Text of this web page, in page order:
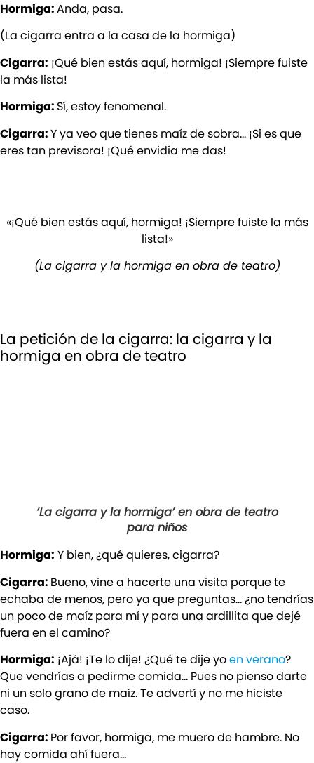
Hormiga:Anda, pasa.
(La cigarra entra a la casa de la hormiga)
Cigarra: ¡Qué bien estás aquí, hormiga! ¡Siempre fuiste
la más lista!
Hormiga: Sí, estoy fenomenal.
Cigarra:Y ya veo que tienes maíz de sobra… ¡Si es que
eres tan previsora! ¡Qué envidia me das!
«¡Qué bien estás aquí, hormiga! ¡Siempre fuiste la más
lista!»
(La cigarra y la hormiga en obra de teatro)
La petición de la cigarra: la cigarra y la
hormiga en obra de teatro
‘La cigarra y la hormiga’ en obra de teatro
para niños
Hormiga: Y bien, ¿qué quieres, cigarra?
Cigarra: Bueno, vine a hacerte una visita porque te
echaba de menos, pero ya que preguntas… ¿no tendrías
un poco de maíz para mí y para una ardillita que dejé
fuera en el camino?
Hormiga: ¡Ajá! ¡Te lo dije! ¿Qué te dije yoen verano?
Que vendrías a pedirme comida… Pues no pienso darte
ni un solo grano de maíz. Te advertí y no me hiciste
caso.
Cigarra: Por favor, hormiga, me muero de hambre. No
hay comida ahí fuera…